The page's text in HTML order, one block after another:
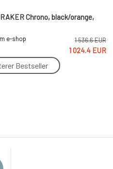
Chrono, black/orange,
e-shop 1 536.6 EUR
1 024.4 EUR
Bestseller